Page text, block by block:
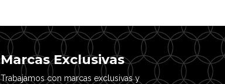
Marcas Exclusivas
Trabajamos con marcas exclusivas y